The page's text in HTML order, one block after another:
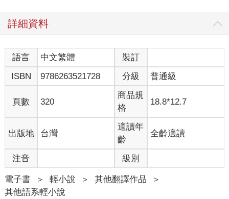
詳細資料
語言 中文繁體
裝訂
ISBN
9786263521728 分級 普通級
頁數 320
商品規
格
18.8*12.7
出版地 台灣
適讀年
齡
全齡適讀
注音 級別
電子書 ＞ 輕小說 ＞ 其他翻譯作品
＞
其他語系輕小說